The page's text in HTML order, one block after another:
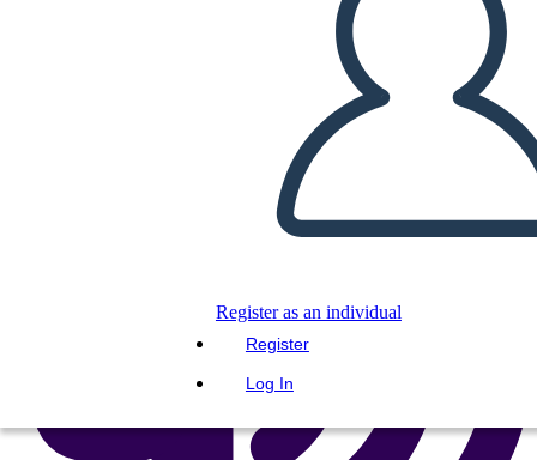
Register as an individual
Register
Log In
PLAY SLIDESHOW
READ TO ME